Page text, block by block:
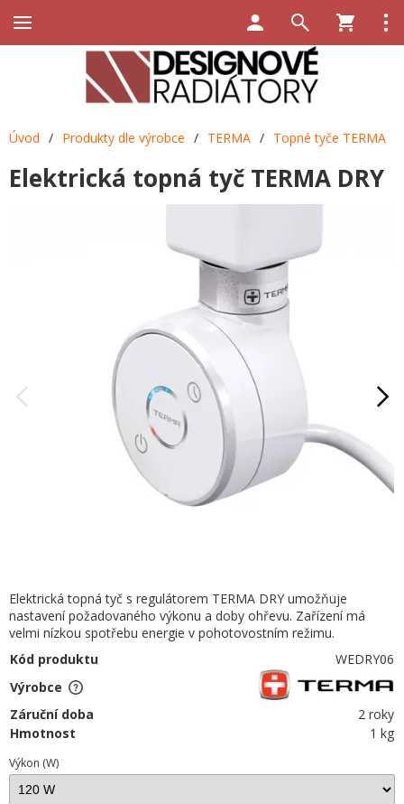
Úvod / Produkty dle výrobce / TERMA / Topné tyče TERMA
Elektrická topná tyč TERMA DRY
Elektrická topná tyč s regulátorem TERMA DRY umožňuje
nastavení požadovaného výkonu a doby ohřevu. Zařízení má
velmi nízkou spotřebu energie v pohotovostním režimu.
Kód produktu
WEDRY06
Výrobce
Záruční doba
2 roky
Hmotnost
1 kg
Výkon (W)